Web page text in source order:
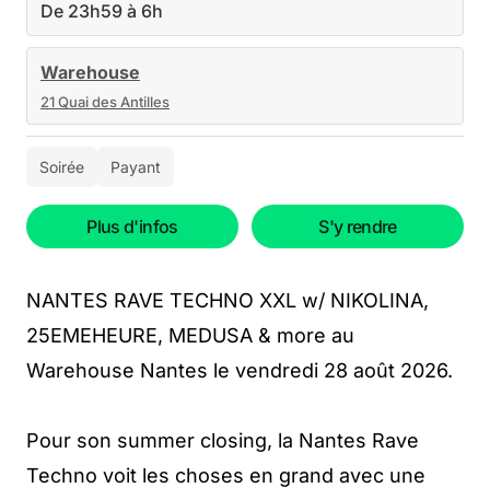
De 23h59 à 6h
Warehouse
21 Quai des Antilles
Soirée Payant
Plus d'infos S'y rendre
NANTES RAVE TECHNO XXL w/ NIKOLINA,
25EMEHEURE, MEDUSA & more au
Warehouse Nantes le vendredi 28 août 2026.
Pour son summer closing, la Nantes Rave
Techno voit les choses en grand avec une